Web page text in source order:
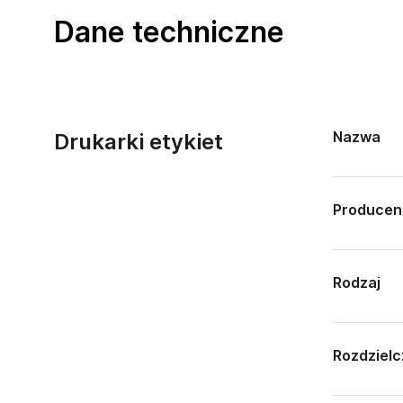
Dane techniczne
Drukarki etykiet Nazwa
Rodzaj